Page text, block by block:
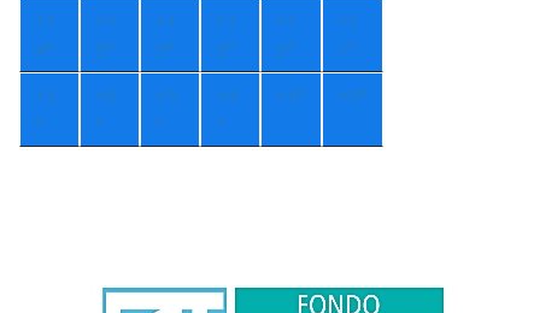
+1
4°
+1
5°
+1
5°
+1
3°
+1
3°
+1
1°
+5
°
+6
°
+5
°
+4
°
+4° +5°